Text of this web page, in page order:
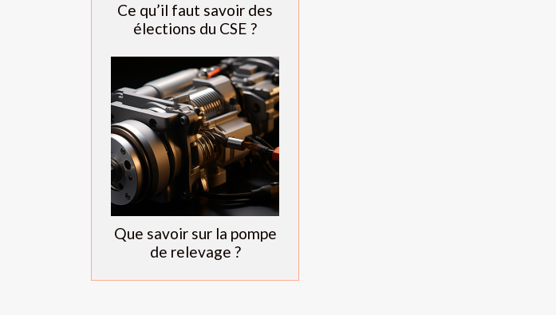
Ce qu’il faut savoir des
élections du CSE ?
Que savoir sur la pompe
de relevage ?